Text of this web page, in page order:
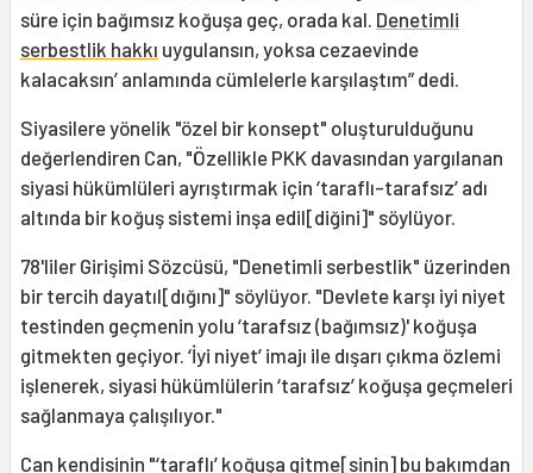
süre için bağımsız koğuşa geç, orada kal. Denetimli
serbestlik hakkı uygulansın, yoksa cezaevinde
kalacaksın’ anlamında cümlelerle karşılaştım” dedi.
Siyasilere yönelik "özel bir konsept" oluşturulduğunu
değerlendiren Can, "Özellikle PKK davasından yargılanan
siyasi hükümlüleri ayrıştırmak için ‘taraflı-tarafsız’ adı
altında bir koğuş sistemi inşa edil[diğini]" söylüyor.
78'liler Girişimi Sözcüsü, "Denetimli serbestlik" üzerinden
bir tercih dayatıl[dığını]" söylüyor. "Devlete karşı iyi niyet
testinden geçmenin yolu ‘tarafsız (bağımsız)' koğuşa
gitmekten geçiyor. ‘İyi niyet’ imajı ile dışarı çıkma özlemi
işlenerek, siyasi hükümlülerin ‘tarafsız’ koğuşa geçmeleri
sağlanmaya çalışılıyor."
Can kendisinin "‘taraflı’ koğuşa gitme[sinin] bu bakımdan